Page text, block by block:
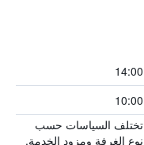
14:00
10:00
تختلف السياسات حسب
نوع الغرفة ومزود الخدمة.